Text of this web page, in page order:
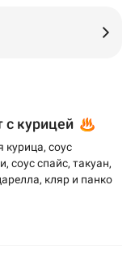
с курицей
курица, соус
соус спайс, такуан,
кляр и панко